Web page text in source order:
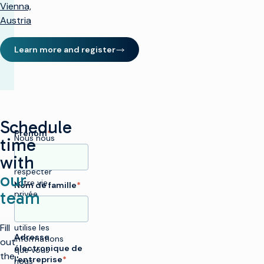
Vienna,
Austria
Learn more and register
(opens in new window)
Schedule
time
with
our
team
Fill
out
the
Prénom*
Nom de famille*
Adresse
électronique de
l'entreprise*
Nous nous
engageons
à
respecter
votre vie
privée.
Imagine
utilise les
informations
que vous
nous